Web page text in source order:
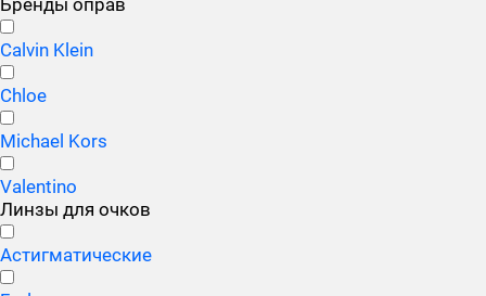
Бренды оправ
Calvin Klein
Chloe
Michael Kors
Valentino
Линзы для очков
Астигматические